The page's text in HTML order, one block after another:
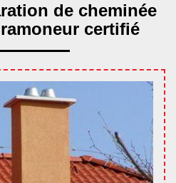
de cheminée
certifié